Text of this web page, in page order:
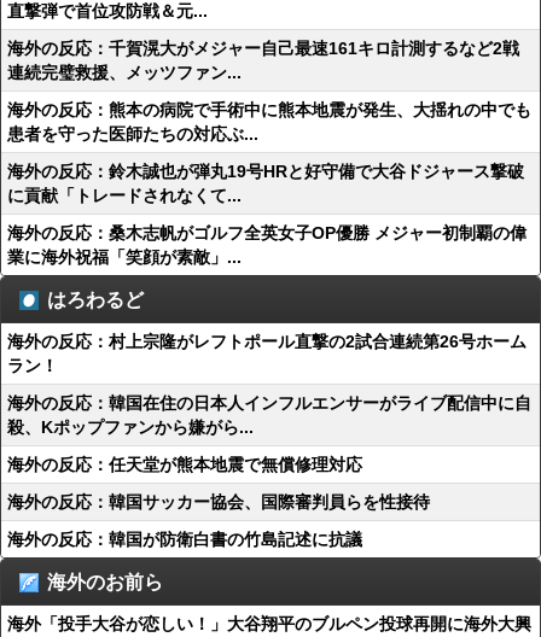
直撃弾で首位攻防戦＆元...
海外の反応：千賀滉大がメジャー自己最速161キロ計測するなど2戦
連続完璧救援、メッツファン...
海外の反応：熊本の病院で手術中に熊本地震が発生、大揺れの中でも
患者を守った医師たちの対応ぶ...
海外の反応：鈴木誠也が弾丸19号HRと好守備で大谷ドジャース撃破
に貢献「トレードされなくて...
海外の反応：桑木志帆がゴルフ全英女子OP優勝 メジャー初制覇の偉
業に海外祝福「笑顔が素敵」...
はろわるど
海外の反応：村上宗隆がレフトポール直撃の2試合連続第26号ホーム
ラン！
海外の反応：韓国在住の日本人インフルエンサーがライブ配信中に自
殺、Kポップファンから嫌がら...
海外の反応：任天堂が熊本地震で無償修理対応
海外の反応：韓国サッカー協会、国際審判員らを性接待
海外の反応：韓国が防衛白書の竹島記述に抗議
海外のお前ら
海外「投手大谷が恋しい！」大谷翔平のブルペン投球再開に海外大興